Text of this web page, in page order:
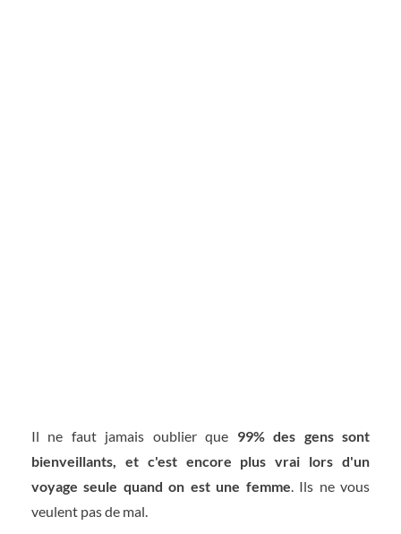
Il ne faut jamais oublier que 99% des gens sont
bienveillants, et c'est encore plus vrai lors d'un
voyage seule quand on est une femme. Ils ne vous
veulent pas de mal.